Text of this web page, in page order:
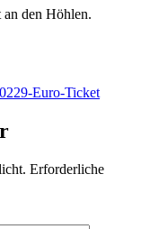
den Höhlen.
9-Euro-Ticket
Erforderliche